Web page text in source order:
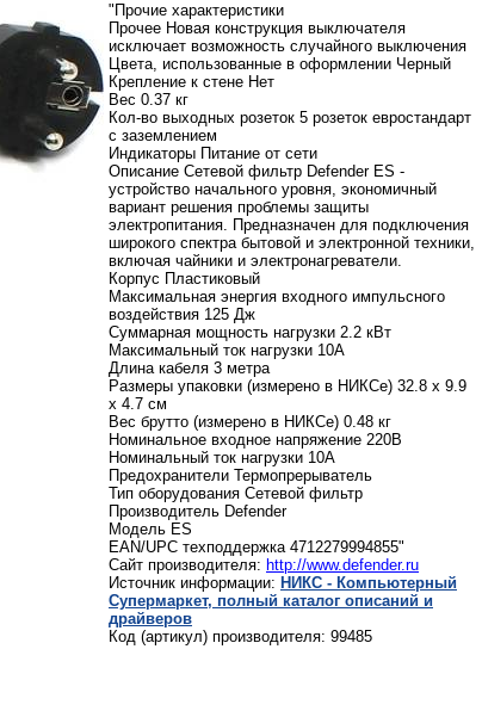
"Прочие характеристики
Прочее Новая конструкция выключателя
исключает возможность случайного выключения
Цвета, использованные в оформлении Черный
Крепление к стене Нет
Вес 0.37 кг
Кол-во выходных розеток 5 розеток евростандарт
с заземлением
Индикаторы Питание от сети
Описание Сетевой фильтр Defender ES -
устройство начального уровня, экономичный
вариант решения проблемы защиты
электропитания. Предназначен для подключения
широкого спектра бытовой и электронной техники,
включая чайники и электронагреватели.
Корпус Пластиковый
Максимальная энергия входного импульсного
воздействия 125 Дж
Суммарная мощность нагрузки 2.2 кВт
Максимальный ток нагрузки 10А
Длина кабеля 3 метра
Размеры упаковки (измерено в НИКСе) 32.8 x 9.9
x 4.7 см
Вес брутто (измерено в НИКСе) 0.48 кг
Номинальное входное напряжение 220В
Номинальный ток нагрузки 10А
Предохранители Термопрерыватель
Тип оборудования Сетевой фильтр
Производитель Defender
Модель ES
EAN/UPC техподдержка 4712279994855"
Сайт производителя: http://www.defender.ru
Источник информации: НИКС - Компьютерный
Cупермаркет, полный каталог описаний и
драйверов
Код (артикул) производителя: 99485